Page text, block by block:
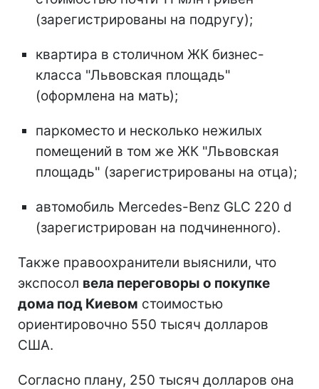
(зарегистрированы на подругу);
квартира в столичном ЖК бизнес-
класса "Львовская площадь"
(оформлена на мать);
паркоместо и несколько нежилых
помещений в том же ЖК "Львовская
площадь" (зарегистрированы на отца);
автомобиль Mercedes-Benz GLC 220 d
(зарегистрирован на подчиненного).
Также правоохранители выяснили, что
экспосол вела переговоры о покупке
дома под Киевом стоимостью
ориентировочно 550 тысяч долларов
США.
Согласно плану, 250 тысяч долларов она